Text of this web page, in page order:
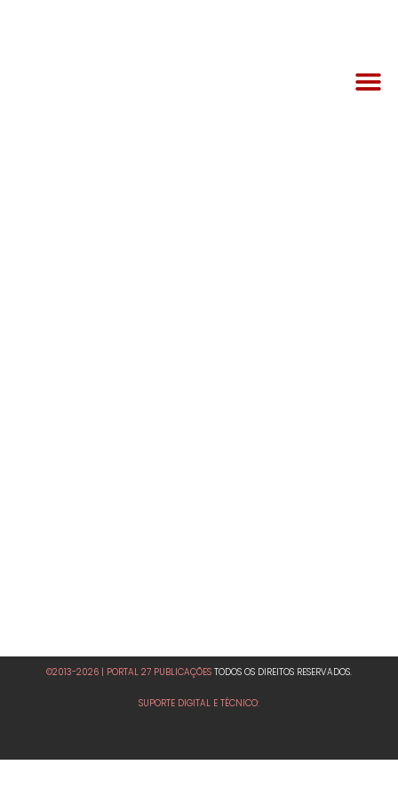
©2013-2026 | PORTAL 27 PUBLICAÇÕES TODOS OS DIREITOS RESERVADOS.
SUPORTE DIGITAL E TÉCNICO: